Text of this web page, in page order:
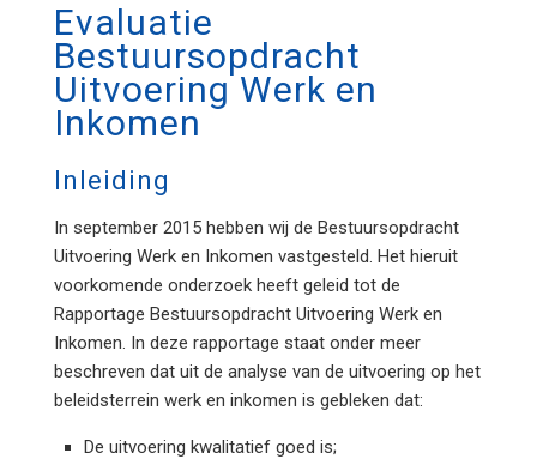
Evaluatie
Bestuursopdracht
Uitvoering Werk en
Inkomen
Inleiding
In september 2015 hebben wij de Bestuursopdracht
Uitvoering Werk en Inkomen vastgesteld. Het hieruit
voorkomende onderzoek heeft geleid tot de
Rapportage Bestuursopdracht Uitvoering Werk en
Inkomen. In deze rapportage staat onder meer
beschreven dat uit de analyse van de uitvoering op het
beleidsterrein werk en inkomen is gebleken dat:
De uitvoering kwalitatief goed is;